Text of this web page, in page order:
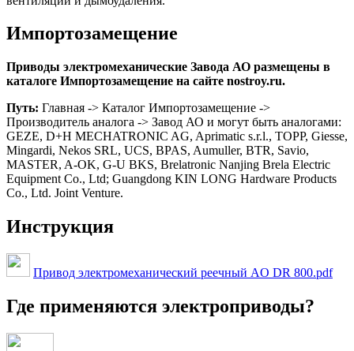
Импортозамещение
Приводы электромеханические Завода АО размещены в
каталоге Импортозамещение на сайте nostroy.ru.
Путь: Главная -> Каталог Импортозамещение ->
Производитель аналога -> Завод АО и могут быть аналогами:
GEZE, D+H MECHATRONIC AG, Aprimatic s.r.l., TOPP, Giesse,
Mingardi, Nekos SRL, UCS, BPAS, Aumuller, BTR, Savio,
MASTER, A-OK, G-U BKS, Brelatronic Nanjing Brela Electric
Equipment Co., Ltd; Guangdong KIN LONG Hardware Products
Co., Ltd. Joint Venture.
Инструкция
Привод электромеханический реечный AO DR 800.pdf
Где применяются электроприводы?